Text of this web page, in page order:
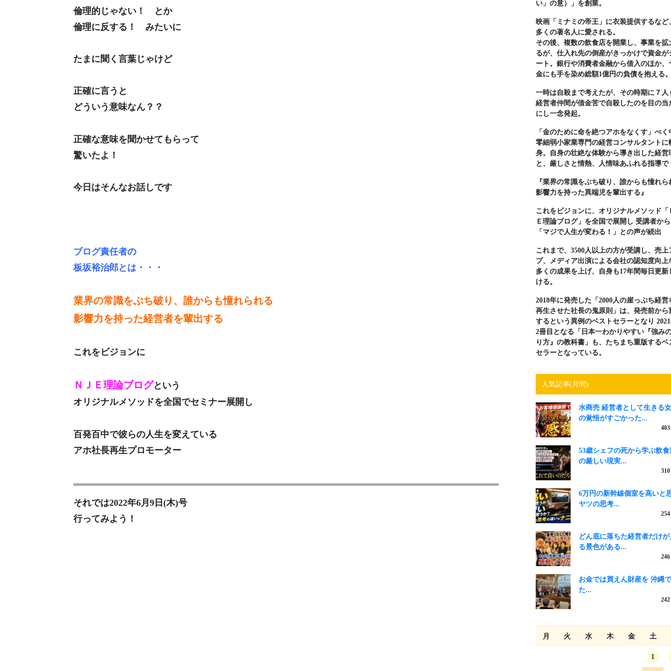
倫理的じゃない！ とか
倫理に反する！ みたいに
たまに聞く言葉じゃけど
正確に言うと
どういう意味なん？？
正確な意味を聞かせてもらって
驚いたよ！
今日はそんなお話しです
ブログ責任者の
板坂裕治郎とは・・・
業界の常識をぶち破り、誰からも憧れられる
影響力を持った経営者を輩出する
これをビジョンに
ＮＪＥ理論ブログという
オリジナルメソッドを全国でセミナー展開し
百発百中で彼らの人生を変えている
アホ社長再生プロモーター
それでは2022年6月9日(木)号
行ってみよう！
い」の意）」を創業。
映画「ミナミの帝王」に衣装提供するなど
多くの著名人に愛される。
その後、複数の飲食店を開業し、事業を拡
るが、仕入れ先の倒産がきっかけで資金が
ート。銀行や消費者金融から借入のほか、
金にも手を染め総額1億円の負債を抱える
一時は自殺まで考えたが、その時期に７人
経営者仲間が借金苦で自殺したのを目の当
にし一念発起。
「金のために命を絶つアホをなくす」べく
零細弱小家業専門の経営コンサルタントに
身。自身の壮絶な体験から導き出した経営
と、厳しさと情熱、人情味あふれる指導で
『業界の常識をぶち破り、誰からも憧れら
影響力を持った異端児を輩出する』
これをビジョンに、オリジナルメソッド「
Ｅ理論ブログ」を全国で展開し 受講者か
「マジで人生が変わる！」との声が続出
これまで、3500人以上の方が受講し、売上
プ、メディア出演による会社の認知度向上
多くの成果を上げ、自身も17年間毎日更新
ける。
2018年に発売した「2000人の崖っぷち経営
再生させた社長の鬼原則」は、発売前から
するという異例のベストセラーとなり
2冊目となる「日本一わかりやすい『強み
り方』の教科書」も、たちまち重版するベ
セラーとなっている。
人気記事(月間)
水商売 経営者として生きる
の覚悟がすごかった...
53歳シェフの死から学ぶ飲食
の厳しい現実...
6万円の新幹線個室を高いと
ヤツの思考...
どん底に落ちた経営者だけが
る景色がある...
お金では買えん財産を 沖縄
た...
月 火 水 木 金 土
1